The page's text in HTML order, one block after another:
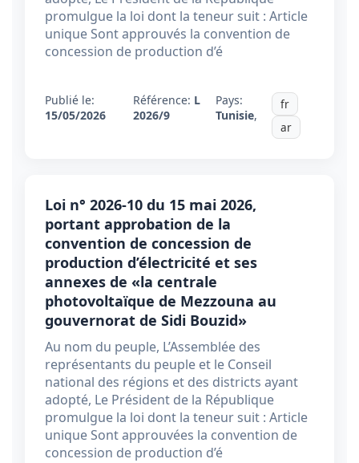
promulgue la loi dont la teneur suit : Article
unique Sont approuvés la convention de
concession de production d’é
Publié le:
15/05/2026
Référence: L
2026/9
Pays:
Tunisie,
fr
ar
Loi n° 2026-10 du 15 mai 2026,
portant approbation de la
convention de concession de
production d’électricité et ses
annexes de «la centrale
photovoltaïque de Mezzouna au
gouvernorat de Sidi Bouzid»
Au nom du peuple, L’Assemblée des
représentants du peuple et le Conseil
national des régions et des districts ayant
adopté, Le Président de la République
promulgue la loi dont la teneur suit : Article
unique Sont approuvées la convention de
concession de production d’é